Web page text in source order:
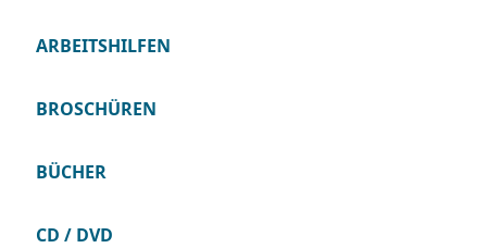
ARBEITSHILFEN
BROSCHÜREN
BÜCHER
CD / DVD